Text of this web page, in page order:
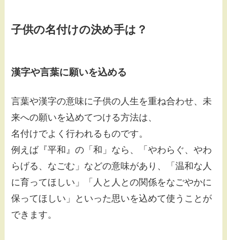
子供の名付けの決め手は？
漢字や言葉に願いを込める
言葉や漢字の意味に子供の人生を重ね合わせ、未
来への願いを込めてつける方法は、
名付けでよく行われるものです。
例えば『平和』の「和」なら、「やわらぐ、やわ
らげる、なごむ」などの意味があり、「温和な人
に育ってほしい」「人と人との関係をなごやかに
保ってほしい」といった思いを込めて使うことが
できます。